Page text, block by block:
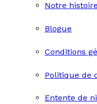
Notre histoire
Blogue
Conditions
Politique de
Entente de